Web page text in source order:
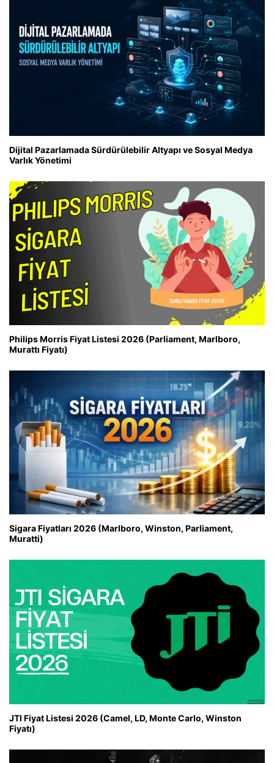
Dijital Pazarlamada Sürdürülebilir Altyapı ve Sosyal Medya
Varlık Yönetimi
Philips Morris Fiyat Listesi 2026 (Parliament, Marlboro,
Murattı Fiyatı)
Sigara Fiyatları 2026 (Marlboro, Winston, Parliament,
Muratti)
JTI Fiyat Listesi 2026 (Camel, LD, Monte Carlo, Winston
Fiyatı)